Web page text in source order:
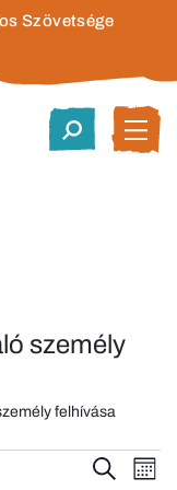
Szövetsége
személy
felhívása
Keresett
kifejezés